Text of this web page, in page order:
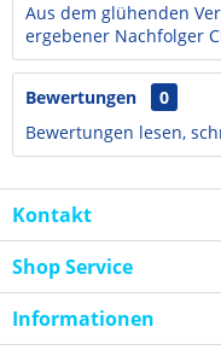
Aus dem glühenden
ergebener Nachfolger
Bewertungen
0
Bewertungen lesen,
Kontakt
Shop Service
Informationen